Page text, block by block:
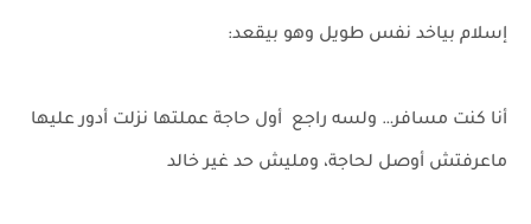
إسلام بياخد نفس طويل وهو بيقعد:
أنا كنت مسافر… ولسه راجع أول حاجة عملتها نزلت أدور عليها
ماعرفتش أوصل لحاجة، ومليش حد غير خالد